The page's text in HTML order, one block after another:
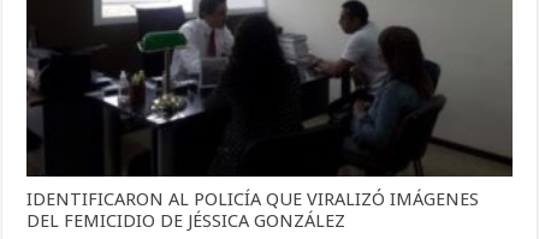
IDENTIFICARON AL POLICÍA QUE VIRALIZÓ IMÁGENES
DEL FEMICIDIO DE JÉSSICA GONZÁLEZ